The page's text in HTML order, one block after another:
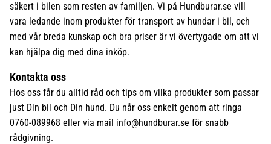
säkert i bilen som resten av familjen. Vi på Hundburar.se vill
vara ledande inom produkter för transport av hundar i bil, och
med vår breda kunskap och bra priser är vi övertygade om att vi
kan hjälpa dig med dina inköp.
Kontakta oss
Hos oss får du alltid råd och tips om vilka produkter som passar
just Din bil och Din hund. Du når oss enkelt genom att ringa
0760-089968 eller via mail info@hundburar.se för snabb
rådgivning.